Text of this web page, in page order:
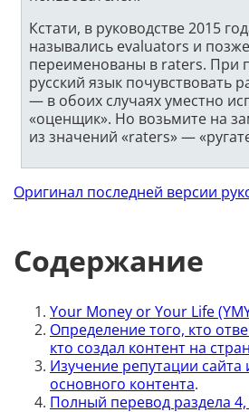
Кстати, в руководстве 2015
назывались evaluators и
переименованы в raters. При
русский язык почувствовать
— в обоих случаях уместно
«оценщик». Но возьмите на
из значений «raters» —
Оригинал последней версии
Содержание
Your Money or Your Life
Определение того, кто
кто создал контент на
Изучение репутации сайта
основного контента.
Полный перевод раздела